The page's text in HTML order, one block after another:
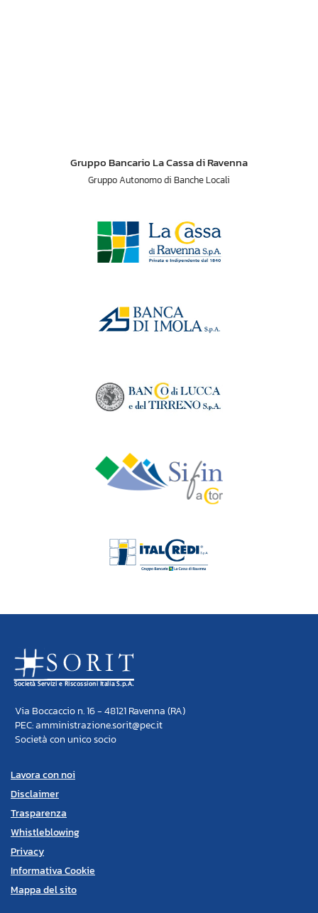
Gruppo Bancario La Cassa di Ravenna
Gruppo Autonomo di Banche Locali
Via Boccaccio n. 16 - 48121 Ravenna (RA)
PEC: amministrazione.sorit@pec.it
Società con unico socio
Lavora con noi
Disclaimer
Trasparenza
Whistleblowing
Privacy
Informativa Cookie
Mappa del sito